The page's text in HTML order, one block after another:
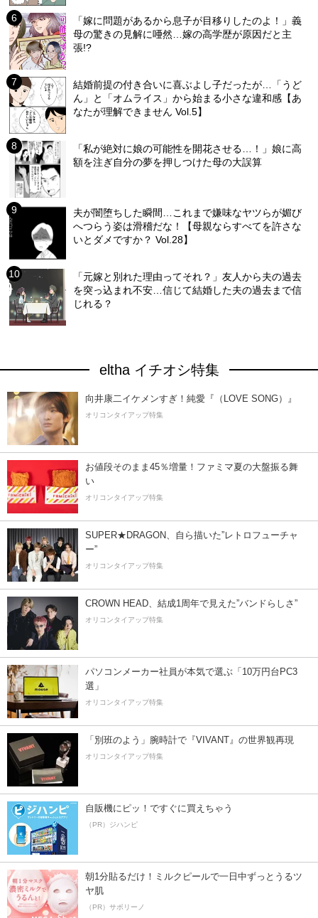
「嫁に問題があるから息子が目移りしたのよ！」義
母の驚きの見解に唖然…嫁の高学歴が原因だと主
張!?
結婚前提の付き合いに喜ぶよし子だったが…「うど
ん」と「オムライス」から始まる小さな違和感【あ
なたが理解できません Vol.5】
「私が絶対に娘の可能性を開花させる…！」娘に高
額を注ぎ自分の夢を押しつけた母の大誤算
夫が闇堕ちした瞬間…これまで嫌味なヤツらが媚び
へつらう姿は滑稽だな！【母親ならすべてを許さな
いとダメですか？ Vol.28】
「元嫁と別れた理由ってそれ？」友人から夫の過去
を突っ込まれ不安…信じて結婚した夫の過去まで信
じれる？
eltha イチオシ特集
向井康二イケメンすぎ！純愛『（LOVE SONG）』
オリコンタイアップ特集
お値段そのまま45％増量！ファミマ夏の大盤振る舞
い
オリコンタイアップ特集
SUPER★DRAGON、自ら描いた”レトロフューチャ
ー”
オリコンタイアップ特集
CROWN HEAD、結成1周年で見えた”バンドらしさ”
オリコンタイアップ特集
パソコンメーカー社員が本気で選ぶ「10万円台PC3
選」
オリコンタイアップ特集
「別班のよう」腕時計で『VIVANT』の世界観再現
オリコンタイアップ特集
自販機にピッ！ですぐに買えちゃう
（PR）ジハンピ
朝1分貼るだけ！ミルクピールで一日中ずっとうるツ
ヤ肌
（PR）サボリーノ